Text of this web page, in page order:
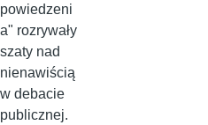
powiedzeni
a" rozrywały
szaty nad
nienawiścią
w debacie
publicznej.